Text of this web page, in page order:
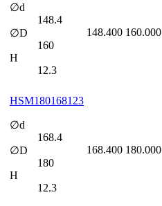
∅d
148.4
∅D
160
H
12.3
148.400 160.000
HSM180168123
∅d
168.4
∅D
180
H
12.3
168.400 180.000